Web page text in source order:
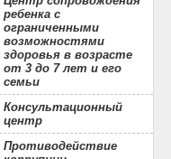
ребенка с
ограниченными
возможностями
здоровья в возрасте
от 3 до 7 лет и его
семьи
Консультационный
центр
Противодействие